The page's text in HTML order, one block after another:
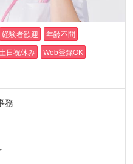
経験者歓迎
年齢不問
土日祝休み
Web登録OK
務